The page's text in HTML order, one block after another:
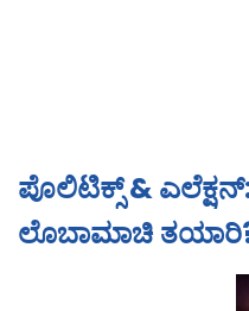
ಪೊಲಿಟಿಕ್ಸ್ &
ಲೊಬಾಮಾಚಿ